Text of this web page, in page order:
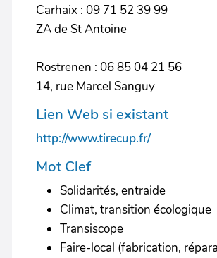
Carhaix : 09 71 52 39 99
ZA de St Antoine
Rostrenen : 06 85 04 21 56
14, rue Marcel Sanguy
Lien Web si existant
http://www.tirecup.fr/
Mot Clef
Solidarités, entraide
Climat, transition écologique
Transiscope
Faire-local (fabrication,